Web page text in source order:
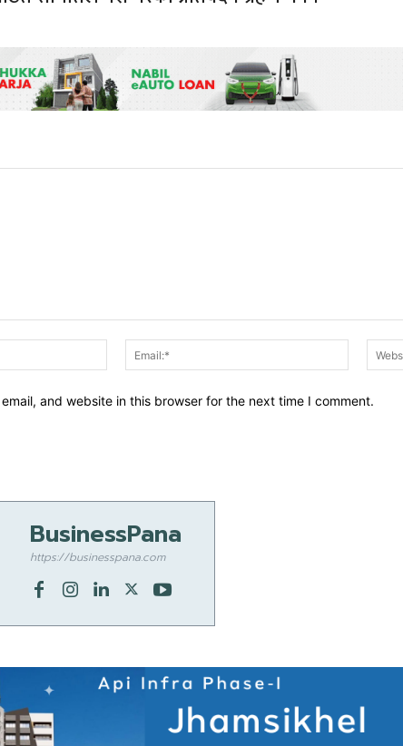
Name:*
Email:*
and website in this browser for the next time I comment.
BusinessPana
https://businesspana.com